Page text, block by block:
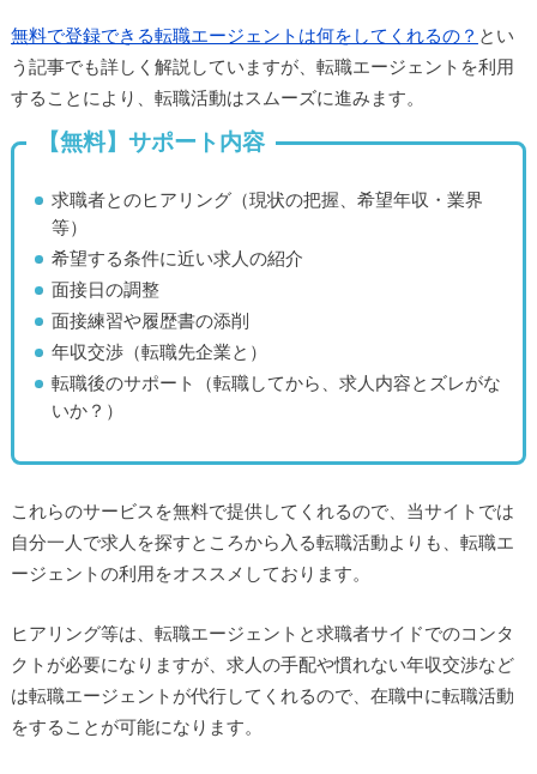
無料で登録できる転職エージェントは何をしてくれるの？ とい
う記事でも詳しく解説していますが、転職エージェントを利用
することにより、転職活動はスムーズに進みます。
【無料】サポート内容
求職者とのヒアリング（現状の把握、希望年収・業界
等）
希望する条件に近い求人の紹介
面接日の調整
面接練習や履歴書の添削
年収交渉（転職先企業と）
転職後のサポート（転職してから、求人内容とズレがな
いか？）
これらのサービスを無料で提供してくれるので、当サイトでは
自分一人で求人を探すところから入る転職活動よりも、転職エ
ージェントの利用をオススメしております。
ヒアリング等は、転職エージェントと求職者サイドでのコンタ
クトが必要になりますが、求人の手配や慣れない年収交渉など
は転職エージェントが代行してくれるので、在職中に転職活動
をすることが可能になります。